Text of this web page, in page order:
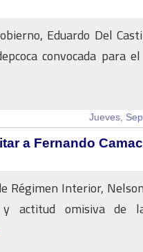
Eduardo Del
convocada para
Jueves,
a Fernando
Régimen Interior,
y actitud omisiva de